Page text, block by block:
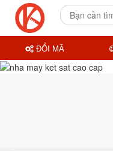
ĐỔI MÃ